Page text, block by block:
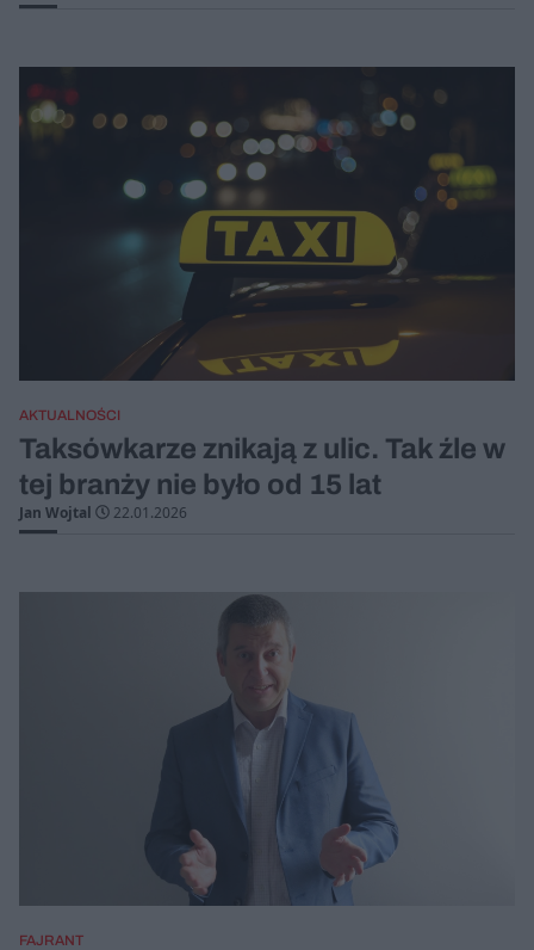
AKTUALNOŚCI
Taksówkarze znikają z ulic. Tak źle w
tej branży nie było od 15 lat
Jan Wojtal 22.01.2026
FAJRANT